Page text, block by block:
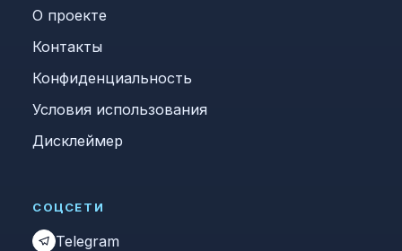
О проекте
Контакты
Конфиденциальность
Условия использования
Дисклеймер
СОЦСЕТИ
Telegram